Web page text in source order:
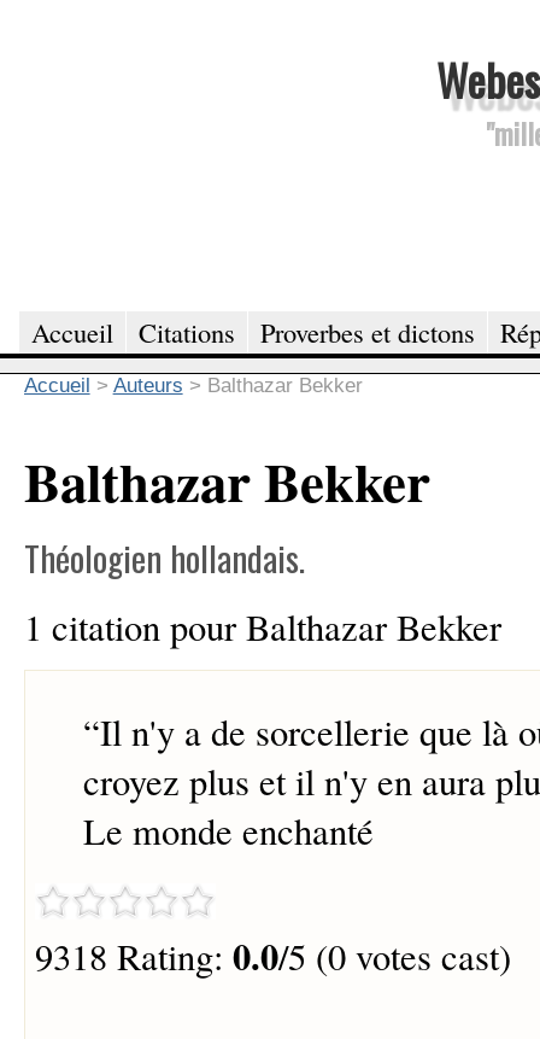
Accueil Citations Proverbes et dictons
Accueil > Auteurs > Balthazar Bekker
Balthazar Bekker
Théologien hollandais.
1 citation pour Balthazar Bekker
“Il n'y a de sorcellerie que là
croyez plus et il n'y en aura
Le monde enchanté
9318 Rating: 0.0/5 (0 votes cast)